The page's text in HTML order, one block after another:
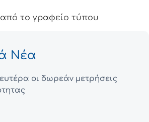
από το γραφείο τύπου
Νέα
οι δωρεάν μετρήσεις